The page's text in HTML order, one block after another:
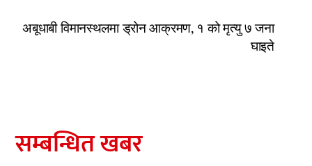
अबूधाबी विमानस्थलमा ड्रोन आक्रमण, १ को मृत्यु ७ जना
घाइते
सम्बन्धित खबर